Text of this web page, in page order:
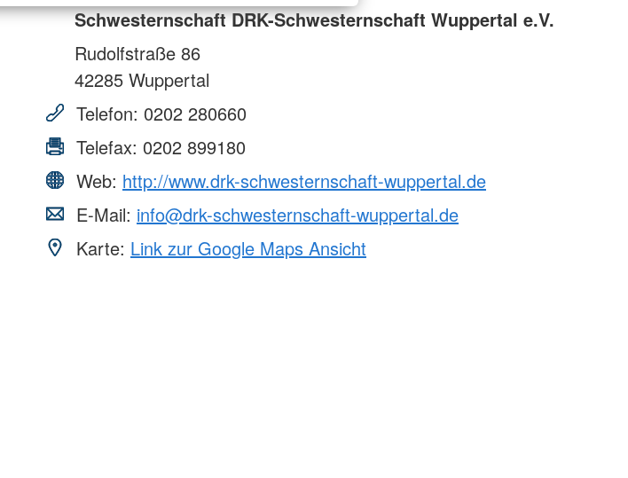
Schwesternschaft DRK-Schwesternschaft Wuppertal e.V.
Rudolfstraße 86
42285 Wuppertal
Telefon: 0202 280660
Telefax: 0202 899180
Web: http://www.drk-schwesternschaft-wuppertal.de
E-Mail: info@drk-schwesternschaft-wuppertal.de
Karte: Link zur Google Maps Ansicht